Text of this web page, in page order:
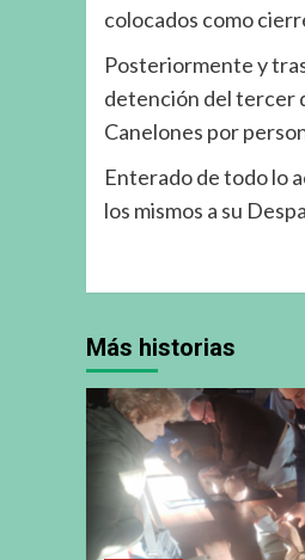
colocados como
Posteriormente y
detención del tercer
Canelones por
Enterado de todo lo
los mismos a su
Más historias